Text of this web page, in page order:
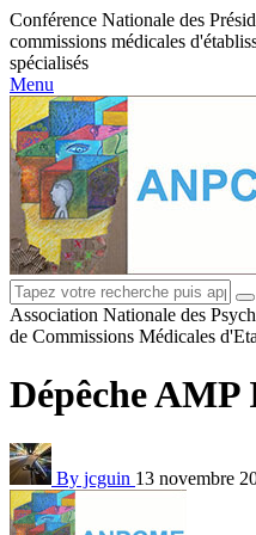
Conférence Nationale des
commissions médicales
spécialisés
Menu
Association Nationale des
de Commissions Médicales
Dépêche
By jcguin 13 novembre